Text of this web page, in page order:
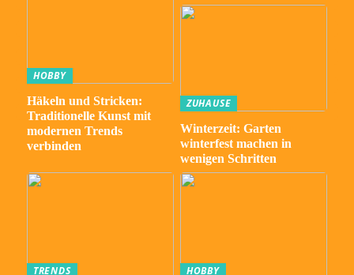
HOBBY
Häkeln und Stricken:
Traditionelle Kunst mit
modernen Trends
verbinden
ZUHAUSE
Winterzeit: Garten
winterfest machen in
wenigen Schritten
TRENDS
HOBBY